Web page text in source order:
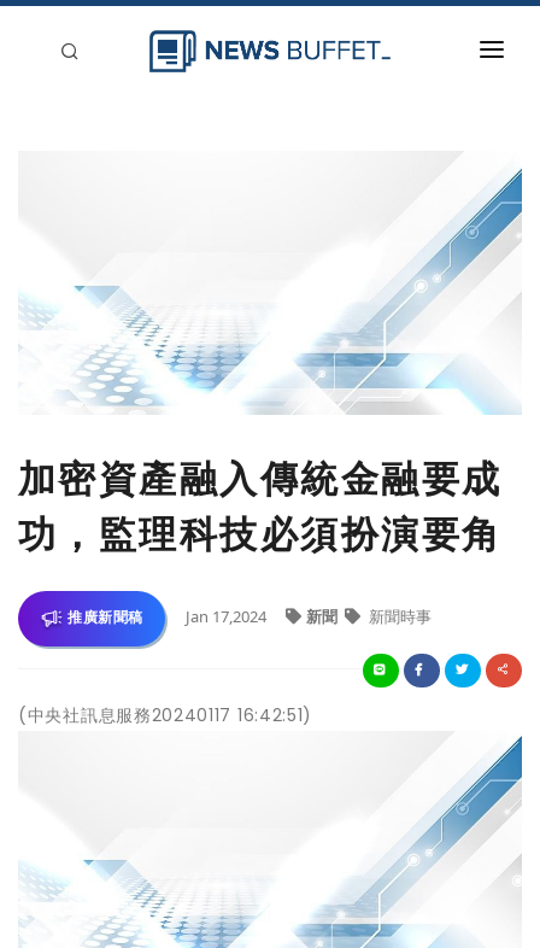
加密資產融入傳統金融要成
功，監理科技必須扮演要角
推廣新聞稿 Jan 17,2024 新聞 新聞時事
(中央社訊息服務20240117 16:42:51)